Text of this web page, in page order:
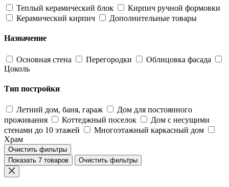
Теплый керамический блок
Кирпич ручной формовки
Керамический кирпич
Дополнительные товары
Назначение
Основная стена Перегородки
Облицовка фасада
Цоколь
Тип постройки
Летний дом, баня, гараж
Дом для постоянного
проживания
Коттеджный поселок
Дом с несущими
стенами до 10 этажей
Многоэтажный каркасный дом
Храм
Очистить фильтры
Показать 7 товаров
Очистить фильтры